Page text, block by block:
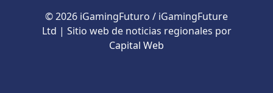
© 2026 iGamingFuturo / iGamingFuture
Ltd | Sitio web de noticias regionales por
Capital Web